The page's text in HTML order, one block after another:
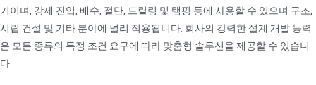
기이며, 강제 진입, 배수, 절단, 드릴링 및 탬핑 등에 사용할 수 있으며 구조,
시립 건설 및 기타 분야에 널리 적용됩니다. 회사의 강력한 설계 개발 능력
은 모든 종류의 특정 조건 요구에 따라 맞춤형 솔루션을 제공할 수 있습니
다.